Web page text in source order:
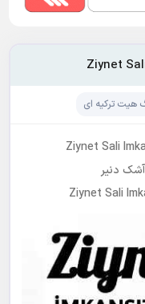
هیت ترکیه ای
آشک دنیر
Ziynet Sali